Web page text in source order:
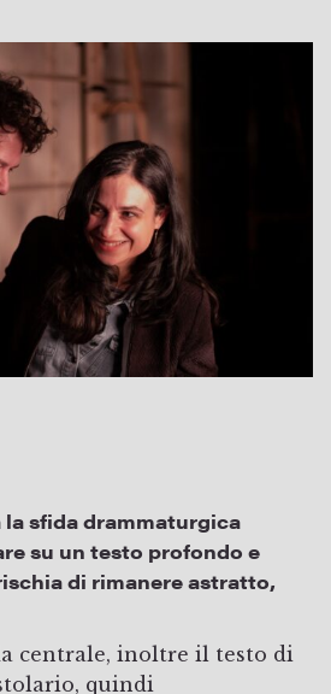
la sfida drammaturgica
su un testo profondo e
di rimanere astratto,
centrale, inoltre il testo di
quindi